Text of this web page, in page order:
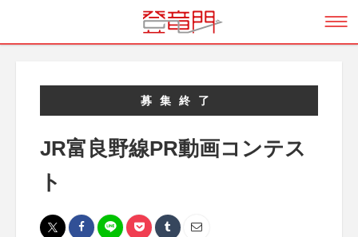
募集終了
JR富良野線PR動画コンテス
ト